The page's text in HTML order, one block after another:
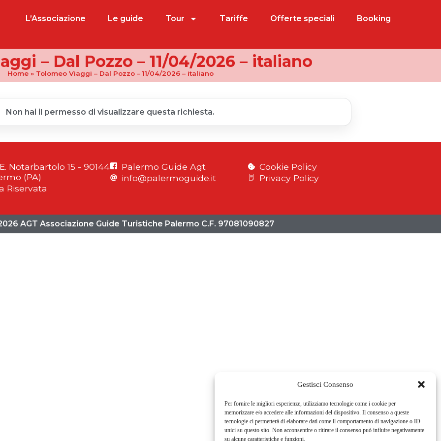
Gestisci Consenso
Per fornire le migliori esperienze, utilizziamo tecnologie come i cookie per
memorizzare e/o accedere alle informazioni del dispositivo. Il consenso a queste
tecnologie ci permetterà di elaborare dati come il comportamento di navigazione o ID
unici su questo sito. Non acconsentire o ritirare il consenso può influire negativamente
su alcune caratteristiche e funzioni.
L’Associazione Le guide Tour Tariffe Offerte speciali Booking
– Dal Pozzo – 11/04/2026 – italiano
Home» Tolomeo Viaggi – Dal Pozzo – 11/04/2026 – italiano
Non hai il permesso di visualizzare questa richiesta.
Notarbartolo 15 - 90144
(PA)
Riservata
Palermo Guide Agt
info@palermoguide.it
Cookie Policy
Privacy Policy
AGT Associazione Guide Turistiche Palermo C.F. 97081090827